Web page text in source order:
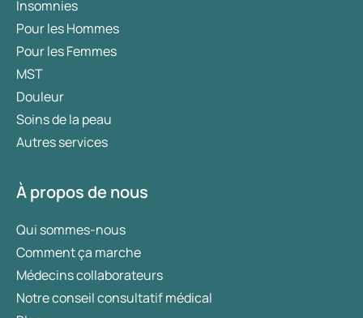
Insomnies
Pour les Hommes
Pour les Femmes
MST
Douleur
Soins de la peau
Autres services
À propos de nous
Qui sommes-nous
Comment ça marche
Médecins collaborateurs
Notre conseil consultatif médical